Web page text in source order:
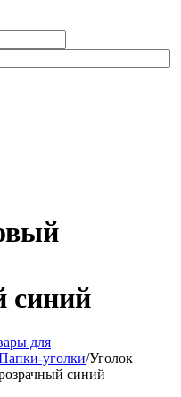
синий
для
уголки/Уголок
синий